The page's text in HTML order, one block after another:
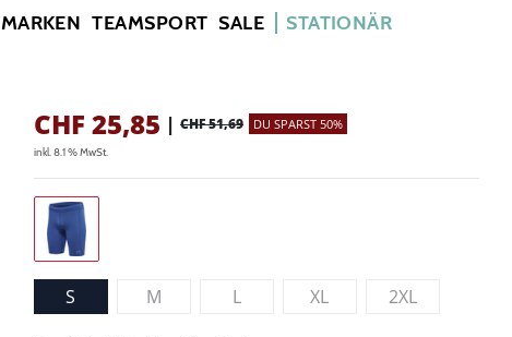
MARKEN TEAMSPORT SALE STATIONÄR
CHF 25,85 | CHF 51,69 DU SPARST 50%
inkl. 8.1 % MwSt.
S M L XL 2XL